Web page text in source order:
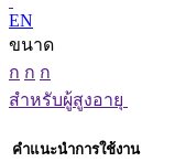
EN
ขนาด
ก ก ก
สำหรับผู้สูงอายุ
คำแนะนำการใช้งาน